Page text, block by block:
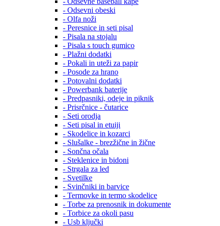
- Odsevni obeski
- Olfa noži
- Peresnice in seti pisal
- Pisala na stojalu
- Pisala s touch gumico
- Plažni dodatki
- Pokali in uteži za papir
- Posode za hrano
- Potovalni dodatki
- Powerbank baterije
- Predpasniki, odeje in piknik
- Prisrčnice - čutarice
- Seti orodja
- Seti pisal in etuiji
- Skodelice in kozarci
- Slušalke - brezžične in žične
- Sončna očala
- Steklenice in bidoni
- Strgala za led
- Svetilke
- Svinčniki in barvice
- Termovke in termo skodelice
- Torbe za prenosnik in dokumente
- Torbice za okoli pasu
- Usb ključki